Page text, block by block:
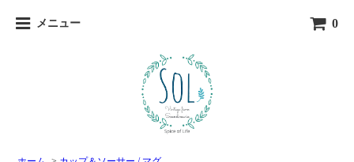
メニュー 0